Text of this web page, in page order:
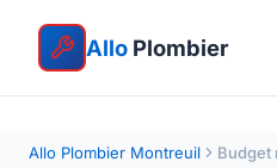
Allo Plombier
Allo Plombier Montreuil